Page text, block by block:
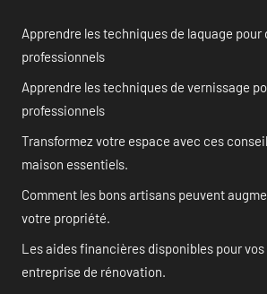
Apprendre les techniques de laquage pour
professionnels
Apprendre les techniques de vernissage
professionnels
Transformez votre espace avec ces
maison essentiels.
Comment les bons artisans peuvent
votre propriété.
Les aides financières disponibles pour
entreprise de rénovation.